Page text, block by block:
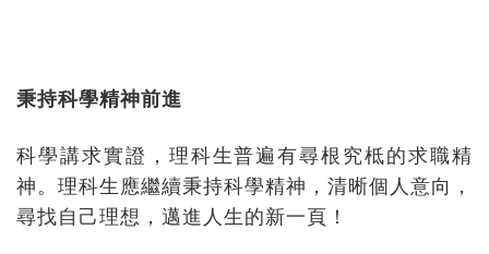
秉持科學精神前進
科學講求實證，理科生普遍有尋根究柢的求職精
神。理科生應繼續秉持科學精神，清晰個人意向，
尋找自己理想，邁進人生的新一頁！